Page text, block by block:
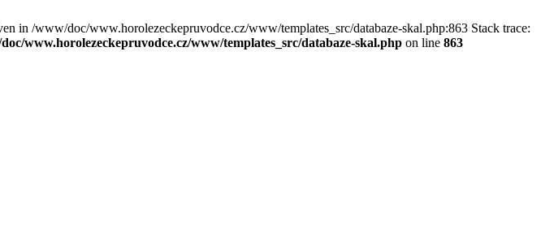
in /www/doc/www.horolezeckepruvodce.cz/www/templates_src/databaze-skal.php:863 Stack trace:
www.horolezeckepruvodce.cz/www/templates_src/databaze-skal.php on line 863